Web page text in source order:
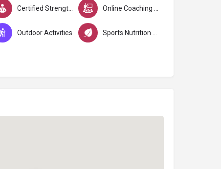
Certified Strength & Conditioning specialists C.S.C.S. Online Coaching (Εξ'Αποστάσεως)
Outdoor Activities Sports Nutrition Specialist